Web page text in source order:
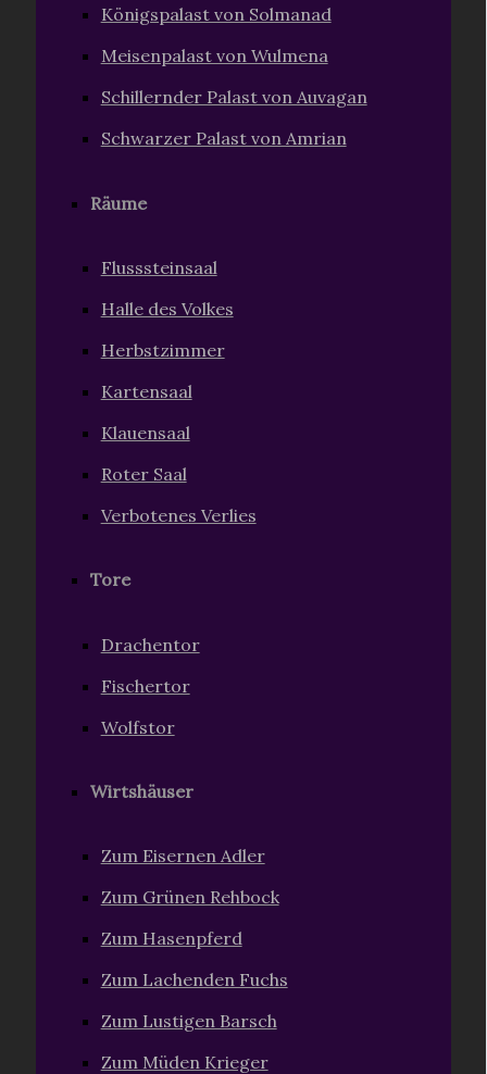
Königspalast von Solmanad
Meisenpalast von Wulmena
Schillernder Palast von Auvagan
Schwarzer Palast von Amrian
Räume
Flusssteinsaal
Halle des Volkes
Herbstzimmer
Kartensaal
Klauensaal
Roter Saal
Verbotenes Verlies
Tore
Drachentor
Fischertor
Wolfstor
Wirtshäuser
Zum Eisernen Adler
Zum Grünen Rehbock
Zum Hasenpferd
Zum Lachenden Fuchs
Zum Lustigen Barsch
Zum Müden Krieger